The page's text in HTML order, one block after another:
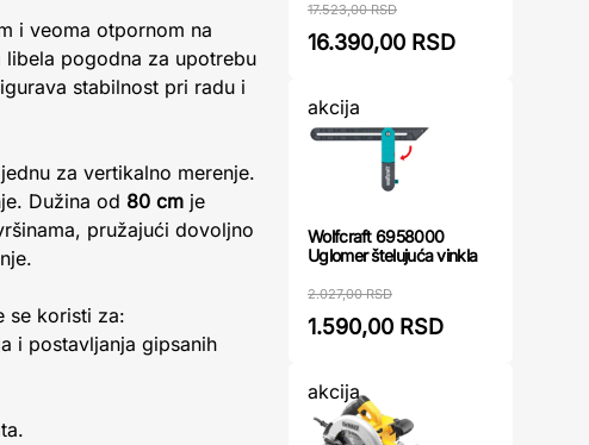
i veoma otpornom na
pogodna za upotrebu
stabilnost pri radu i
za vertikalno merenje.
Dužina od 80 cm je
pružajući dovoljno
se koristi za:
i postavljanja gipsanih
17.523,00 RSD
16.390,00 RSD
akcija
Wolfcraft 6958000
Uglomer štelujuća vinkla
2.027,00 RSD
1.590,00 RSD
akcija